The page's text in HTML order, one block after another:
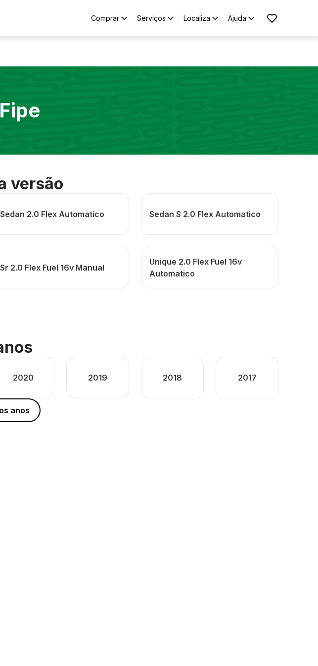
Comprar Serviços Localiza Ajuda
versão
Sedan 2.0 Flex Automatico Sedan S 2.0 Flex Automatico
Sr 2.0 Flex Fuel 16v Manual
Unique 2.0 Flex Fuel 16v
Automatico
2020 2019 2018 2017
anos